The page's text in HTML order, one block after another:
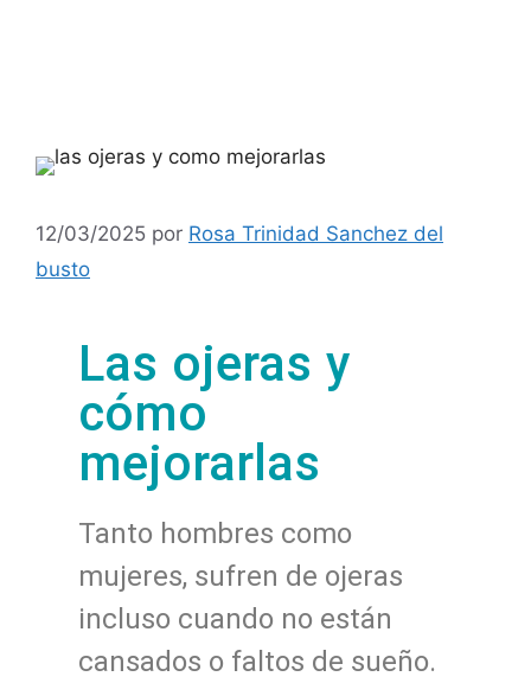
12/03/2025 por Rosa Trinidad Sanchez del
busto
Las ojeras y
cómo
mejorarlas
Tanto hombres como
mujeres, sufren de ojeras
incluso cuando no están
cansados o faltos de sueño.